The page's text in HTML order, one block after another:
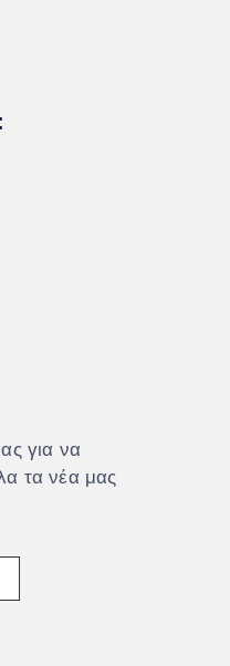
για να
τα νέα μας